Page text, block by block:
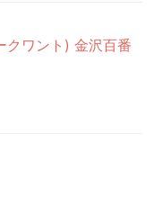
クワント) 金沢百番